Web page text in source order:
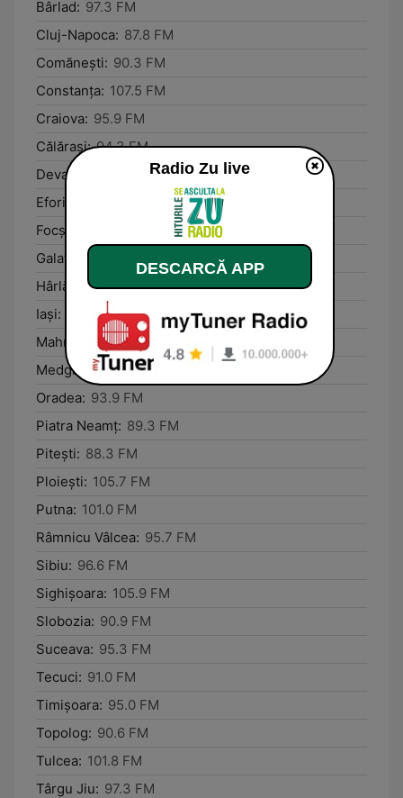
Bârlad: 97.3 FM
Cluj-Napoca: 87.8 FM
Comăneşti: 90.3 FM
Constanţa: 107.5 FM
Craiova: 95.9 FM
Călăraşi: 94.3 FM
Deva:
Eforie Nord:
100.6 FM
Focşani:
Galaţi:
94.8 FM
Hârlău:
105.3 FM
Iaşi:
104.0 FM
Mahmudia: 88.9 FM
Medgidia: 95.1 FM
Oradea: 93.9 FM
Piatra Neamţ: 89.3 FM
Piteşti: 88.3 FM
Ploieşti: 105.7 FM
Putna: 101.0 FM
Râmnicu Vâlcea: 95.7 FM
Sibiu: 96.6 FM
Sighișoara: 105.9 FM
Slobozia: 90.9 FM
Suceava: 95.3 FM
Tecuci: 91.0 FM
Timişoara: 95.0 FM
Topolog: 90.6 FM
Tulcea: 101.8 FM
Târgu Jiu: 97.3 FM
Radio Zu live
DESCARCĂ APP